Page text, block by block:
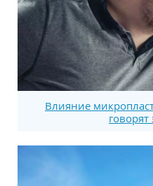
Влияние
говорят